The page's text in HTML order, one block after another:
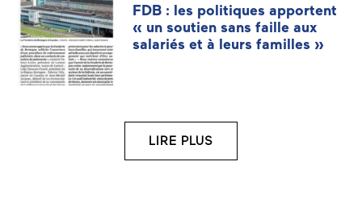
FDB : les politiques apportent
« un soutien sans faille aux
salariés et à leurs familles »
LIRE PLUS